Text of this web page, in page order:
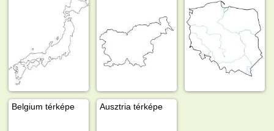
Belgium térképe Ausztria térképe